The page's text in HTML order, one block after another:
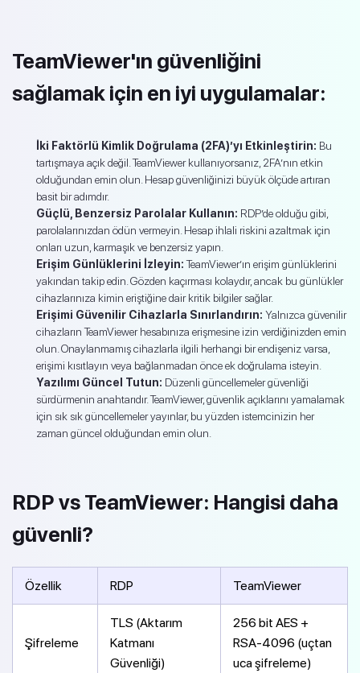
TeamViewer'ın güvenliğini
sağlamak için en iyi uygulamalar:
İki Faktörlü Kimlik Doğrulama (2FA)’yı Etkinleştirin: Bu
tartışmaya açık değil. TeamViewer kullanıyorsanız, 2FA’nın etkin
olduğundan emin olun. Hesap güvenliğinizi büyük ölçüde artıran
basit bir adımdır.
Güçlü, Benzersiz Parolalar Kullanın: RDP’de olduğu gibi,
parolalarınızdan ödün vermeyin. Hesap ihlali riskini azaltmak için
onları uzun, karmaşık ve benzersiz yapın.
Erişim Günlüklerini İzleyin:TeamViewer’ın erişim günlüklerini
yakından takip edin. Gözden kaçırması kolaydır, ancak bu günlükler
cihazlarınıza kimin eriştiğine dair kritik bilgiler sağlar.
Erişimi Güvenilir Cihazlarla Sınırlandırın: Yalnızca güvenilir
cihazların TeamViewer hesabınıza erişmesine izin verdiğinizden emin
olun. Onaylanmamış cihazlarla ilgili herhangi bir endişeniz varsa,
erişimi kısıtlayın veya bağlanmadan önce ek doğrulama isteyin.
Yazılımı Güncel Tutun: Düzenli güncellemeler güvenliği
sürdürmenin anahtarıdır. TeamViewer, güvenlik açıklarını yamalamak
için sık sık güncellemeler yayınlar, bu yüzden istemcinizin her
zaman güncel olduğundan emin olun.
RDP vs TeamViewer: Hangisi daha
güvenli?
Özellik RDP TeamViewer
Şifreleme
TLS (Aktarım
Katmanı
Güvenliği)
256 bit AES +
RSA-4096 (uçtan
uca şifreleme)